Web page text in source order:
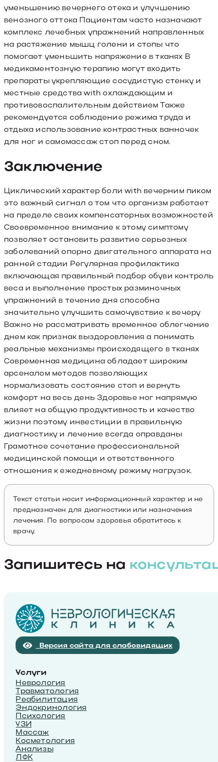
уменьшению вечернего отека и улучшению
венозного оттока Пациентам часто назначают
комплекс лечебных упражнений направленных
на растяжение мышц голени и стопы что
помогает уменьшить напряжение в тканях В
медикаментозную терапию могут входить
препараты укрепляющие сосудистую стенку и
местные средства with охлаждающим и
противовоспалительным действием Также
рекомендуется соблюдение режима труда и
отдыха использование контрастных ванночек
для ног и самомассаж стоп перед сном.
Заключение
Циклический характер боли with вечерним пиком
это важный сигнал о том что организм работает
на пределе своих компенсаторных возможностей
Своевременное внимание к этому симптому
позволяет остановить развитие серьезных
заболеваний опорно двигательного аппарата на
ранней стадии Регулярная профилактика
включающая правильный подбор обуви контроль
веса и выполнение простых разминочных
упражнений в течение дня способна
значительно улучшить самочувствие к вечеру
Важно не рассматривать временное облегчение
днем как признак выздоровления а понимать
реальные механизмы происходящего в тканях
Современная медицина обладает широким
арсеналом методов позволяющих
нормализовать состояние стоп и вернуть
комфорт на весь день Здоровье ног напрямую
влияет на общую продуктивность и качество
жизни поэтому инвестиции в правильную
диагностику и лечение всегда оправданы
Грамотное сочетание профессиональной
медицинской помощи и ответственного
отношения к ежедневному режиму нагрузок.
Текст статьи носит информационный характер и не
предназначен для диагностики или назначения
лечения. По вопросам здоровья обратитесь к
врачу.
Запишитесь на
Версия сайта для слабовидящих
Услуги
Неврология
Травматология
Реабилитация
Эндокринология
Психология
УЗИ
Массаж
Косметология
Анализы
ЛФК